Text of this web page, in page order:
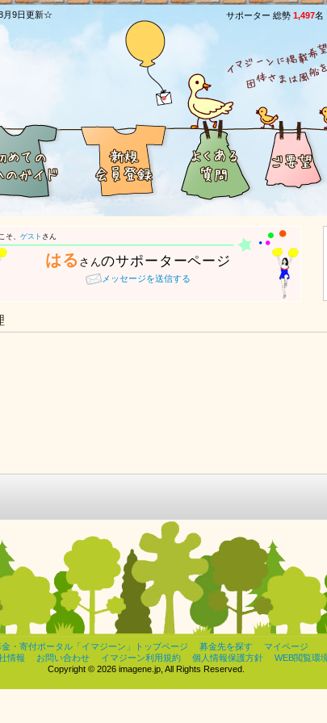
月9日更新☆ サポーター 総勢 1,497名
そ、 ゲスト さん
はる さんのサポーターページ
メッセージを送信する
金・寄付ポータル「イマジーン」トップページ 募金先を探す
マイページ
情報
お問い合わせ イマジーン利用規約 個人情報保護方針
WEB閲覧環
Copyright © 2026 imagene.jp, All Rights Reserved.